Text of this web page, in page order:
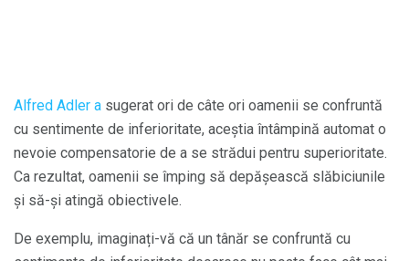
Alfred Adler a sugerat ori de câte ori oamenii se confruntă
cu sentimente de inferioritate, aceștia întâmpină automat o
nevoie compensatorie de a se strădui pentru superioritate.
Ca rezultat, oamenii se împing să depășească slăbiciunile
și să-și atingă obiectivele.
De exemplu, imaginați-vă că un tânăr se confruntă cu